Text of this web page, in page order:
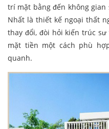
trí mặt bằng đến không
Nhất là thiết kế ngoại thất
thay đổi, đòi hỏi kiến trúc
mặt tiền một cách phù
quanh.